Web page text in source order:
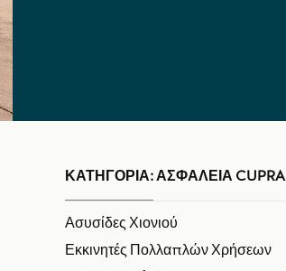
ΚΑΤΗΓΟΡΊΑ:ΑΣΦΆΛΕΙΑ CUPRA
Ασυσίδες Χιονιού
Εκκινητές Πολλαπλών Χρήσεων